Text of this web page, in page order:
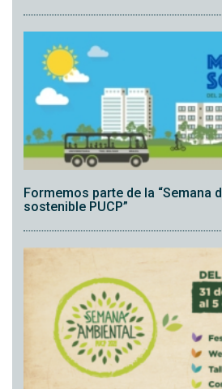
Formemos parte de la “Semana
sostenible PUCP”